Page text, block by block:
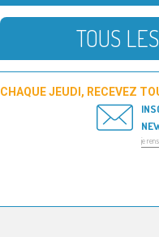
TOUS
CHAQUE JEUDI, RECEVEZ